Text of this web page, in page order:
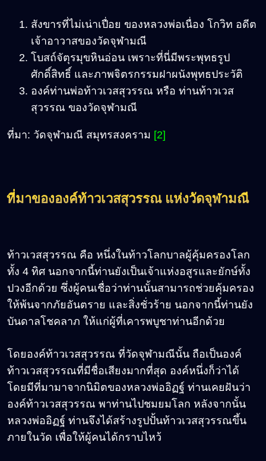
สังขารที่ไม่เน่าเปื่อย ของหลวงพ่อเนื่อง โกวิท อดีต
เจ้าอาวาสของวัดจุฬามณี
โบสถ์จัตุรมุขหินอ่อน เพราะที่นี่มีพระพุทธรูป
ศักดิ์สิทธิ์ และภาพจิตรกรรมฝาผนังพุทธประวัติ
องค์ท่านพ่อท้าวเวสสุวรรณ หรือ ท่านท้าวเวส
สุวรรณ ของวัดจุฬามณี
ที่มา: วัดจุฬามณี สมุทรสงคราม [2]
ที่มาขององค์ท้าวเวสสุวรรณ แห่งวัดจุฬามณี
ท้าวเวสสุวรรณ คือ หนึ่งในท้าวโลกบาลผู้คุ้มครองโลก
ทั้ง 4 ทิศ นอกจากนี้ท่านยังเป็นเจ้าแห่งอสูรและยักษ์ทั้ง
ปวงอีกด้วย ซึ่งผู้คนเชื่อว่าท่านนั้นสามารถช่วยคุ้มครอง
ให้พ้นจากภัยอันตราย และสิ่งชั่วร้าย นอกจากนี้ท่านยัง
บันดาลโชคลาภ ให้แก่ผู้ที่เคารพบูชาท่านอีกด้วย
โดยองค์ท้าวเวสสุวรรณ ที่วัดจุฬามณีนั้น ถือเป็นองค์
ท้าวเวสสุวรรณที่มีชื่อเสียงมากที่สุด องค์หนึ่งก็ว่าได้
โดยมีที่มามาจากนิมิตของหลวงพ่ออิฏฐ์ ท่านเคยฝันว่า
องค์ท้าวเวสสุวรรณ พาท่านไปชมยมโลก หลังจากนั้น
หลวงพ่ออิฏฐ์ ท่านจึงได้สร้างรูปปั้นท้าวเวสสุวรรณขึ้น
ภายในวัด เพื่อให้ผู้คนได้กราบไหว้